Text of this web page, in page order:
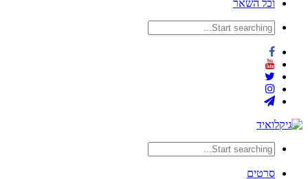
וכל השאר
סרטים